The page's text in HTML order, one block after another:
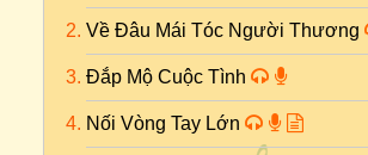
Về Đâu Mái Tóc Người Thương
Đắp Mộ Cuộc Tình
Nối Vòng Tay Lớn